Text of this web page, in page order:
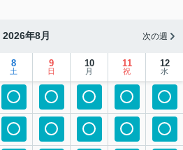
2026年8月 次の週
8
土
9
日
10
月
11
祝
12
水